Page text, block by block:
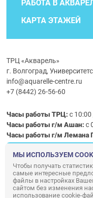
РАБОТА В
КАРТА ЭТАЖЕЙ
ТРЦ «Акварель»
г. Волгоград,
info@aquarelle-centre.ru
+7 (8442) 26-56-60
Часы работы ТРЦ:с
Часы работы г/м Ашан:с
Часы работыг/мЛемана
Правила посещения ТРЦ
ООО «АКВАРЕЛЬ»
© ООО «Акварель»
МЫ ИСПОЛЬЗУЕМ
Чтобы получать
самые интересные
файлы в настройках
сайтом без изменения
использование cookie-